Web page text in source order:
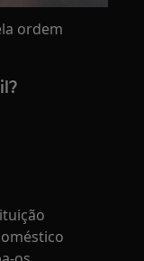
ordem